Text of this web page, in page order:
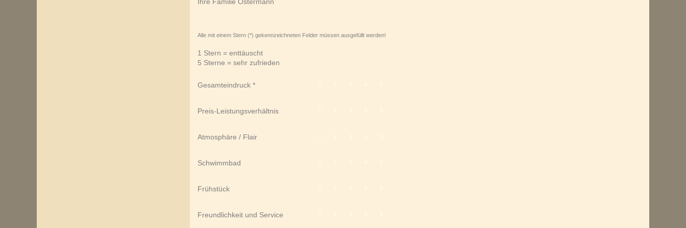
Alle mit einem Stern (*) gekennzeichneten Felder müssen ausgefüllt werden!
1 Stern = enttäuscht
5 Sterne = sehr zufrieden
Gesamteindruck 1 2 3 4 5
Preis-Leistungsverhältnis 1 2 3 4 5
Atmosphäre / Flair 1 2 3 4 5
Schwimmbad 1 2 3 4 5
Frühstück 1 2 3 4 5
Freundlichkeit und Service 1 2 3 4 5